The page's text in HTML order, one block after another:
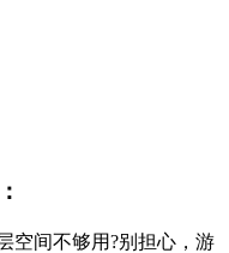
空间不够用?别担心，游